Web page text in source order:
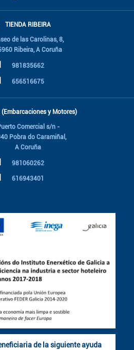
TIENDA RIBEIRA
de las Carolinas, 8,
Ribeira, A Coruña
981835662
656516675
(Embarcaciones y Motores)
Comercial s/n -
Pobra do Caramiñal,
A Coruña
981060262
616943401
de la siguiente ayuda